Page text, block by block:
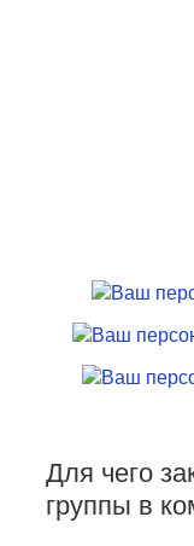
Для чего
группы в